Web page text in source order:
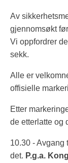
Av
gjennomsøkt
Vi oppfordrer
sekk.
Alle er
offisielle
Etter
de etterlatte og
10.30 - Avgang
det. P.g.a.